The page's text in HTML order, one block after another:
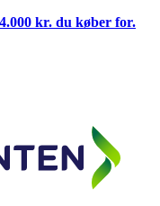
kr. du køber for.